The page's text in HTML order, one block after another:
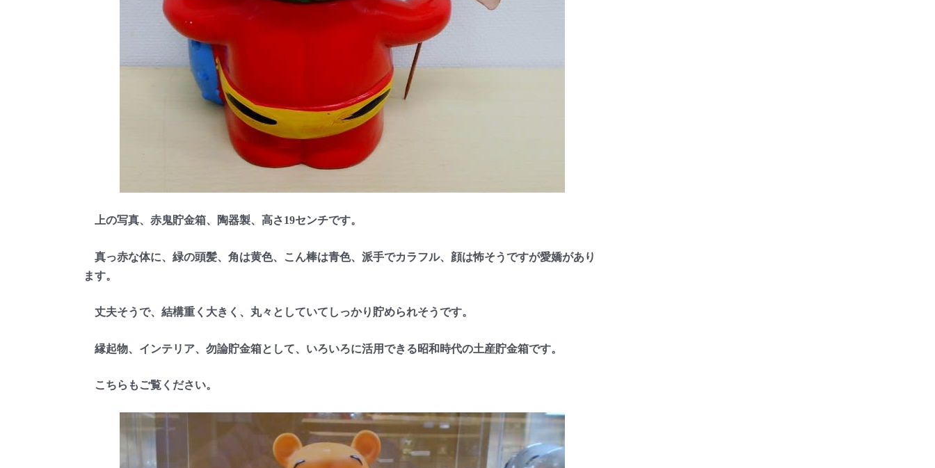
上の写真、赤鬼貯金箱、陶器製、高さ19センチです。
真っ赤な体に、緑の頭髪、角は黄色、こん棒は青色、派手でカラフル、顔は怖そうですが愛嬌があり
ます。
丈夫そうで、結構重く大きく、丸々としていてしっかり貯められそうです。
縁起物、インテリア、勿論貯金箱として、いろいろに活用できる昭和時代の土産貯金箱です。
こちらもご覧ください。